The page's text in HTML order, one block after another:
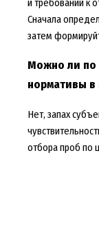
и требований к
Сначала
затем
Можно ли по
нормативы в
Нет, запах
отбора проб по